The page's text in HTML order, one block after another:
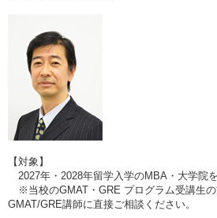
【対象】
2027年・2028年留学入学のMBA・大学院
※当校のGMAT・GRE プログラム受講生の
GMAT/GRE講師に直接ご相談ください。